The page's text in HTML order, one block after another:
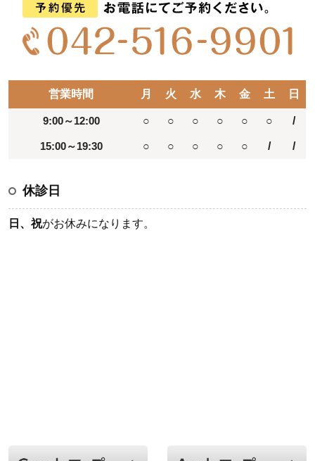
営業時間 月 火 水 木 金 土 日
9:00～12:00 ○ ○ ○ ○ ○ ○ /
15:00～19:30 ○ ○ ○ ○ ○ / /
休診日
日、祝がお休みになります。